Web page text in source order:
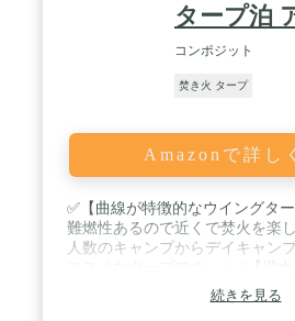
タープ泊
コンポジット
焚き火 タープ
Amazonで詳し
✅【曲線が特徴的なウイングタ
難燃性あるので近くで焚火を楽
人数のキャンプからデイキャン
適に】 T/C生地はポリエステル
糸35％を混紡して作られた生地
続きを見る